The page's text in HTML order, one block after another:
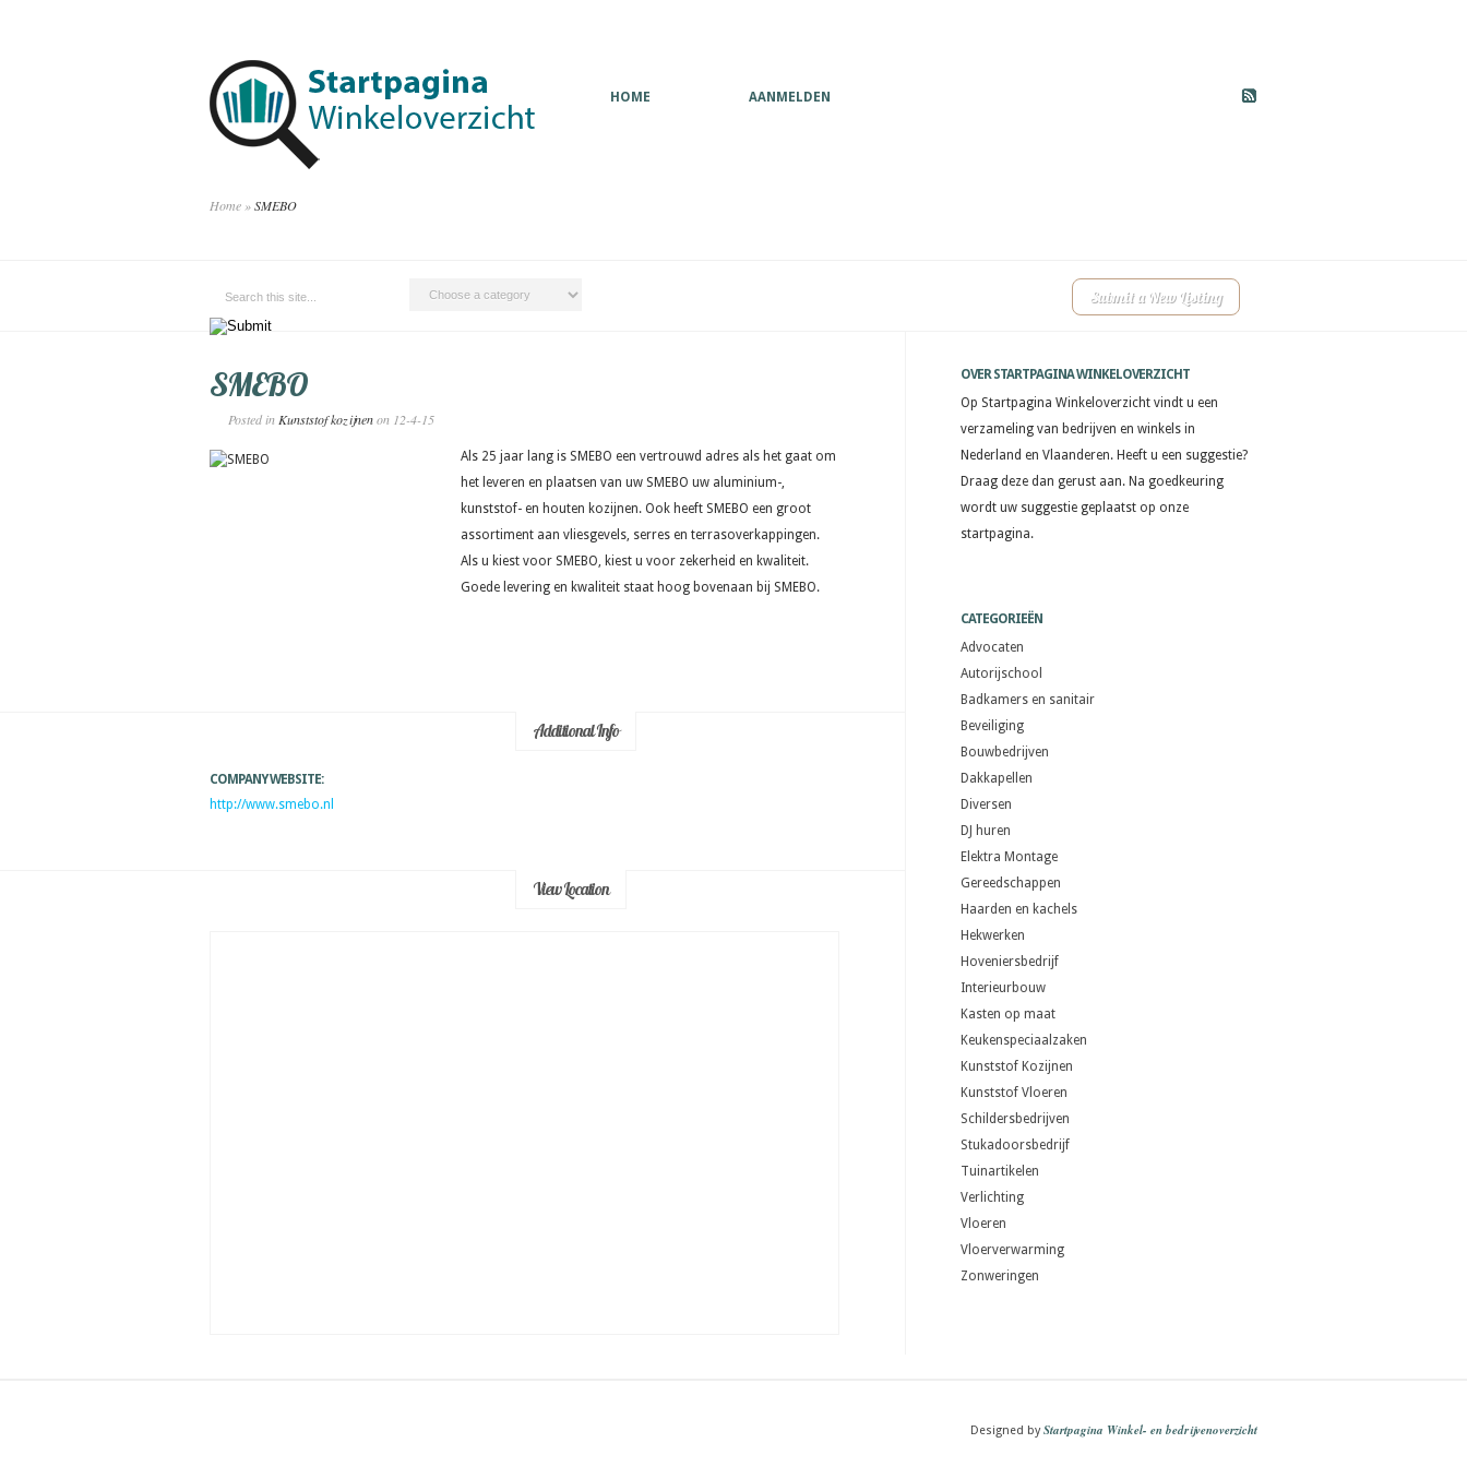
HOME AANMELDEN
Home »SMEBO
Submit a New Listing
SMEBO
Posted in Kunststof kozijnenon 12-4-15
Als 25 jaar lang is SMEBO een vertrouwd adres als het gaat om
het leveren en plaatsen van uw SMEBO uw aluminium-,
kunststof- en houten kozijnen. Ook heeft SMEBO een groot
assortiment aan vliesgevels, serres en terrasoverkappingen.
Als u kiest voor SMEBO, kiest u voor zekerheid en kwaliteit.
Goede levering en kwaliteit staat hoog bovenaan bij SMEBO.
Additional Info
COMPANY WEBSITE:
http://www.smebo.nl
View Location
OVER STARTPAGINA WINKELOVERZICHT
Op Startpagina Winkeloverzicht vindt u een
verzameling van bedrijven en winkels in
Nederland en Vlaanderen. Heeft u een suggestie?
Draag deze dan gerust aan. Na goedkeuring
wordt uw suggestie geplaatst op onze
startpagina.
CATEGORIEËN
Advocaten
Autorijschool
Badkamers en sanitair
Beveiliging
Bouwbedrijven
Dakkapellen
Diversen
DJ huren
Elektra Montage
Gereedschappen
Haarden en kachels
Hekwerken
Hoveniersbedrijf
Interieurbouw
Kasten op maat
Keukenspeciaalzaken
Kunststof Kozijnen
Kunststof Vloeren
Schildersbedrijven
Stukadoorsbedrijf
Tuinartikelen
Verlichting
Vloeren
Vloerverwarming
Zonweringen
Designed byStartpagina Winkel- en bedrijvenoverzicht